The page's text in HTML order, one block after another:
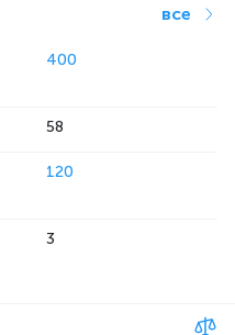
все
400
58
120
3